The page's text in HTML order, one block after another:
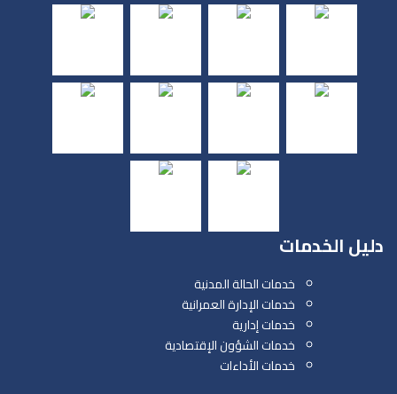
دليل الخدمات
خدمات الحالة المدنية
خدمات الإدارة العمرانية
خدمات إدارية
خدمات الشؤون الإقتصادية
خدمات الأداءات